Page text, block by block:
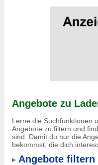
Angebote zu
Lerne die Suchfunktionen
Angebote zu filtern und
sind. Damit du nur die
bekommst, die dich
Angebote filtern